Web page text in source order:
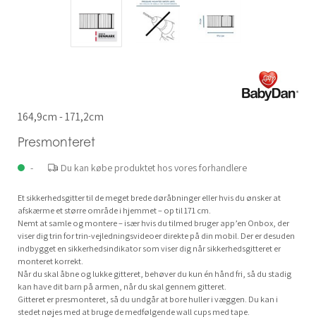
164,9cm - 171,2cm
Presmonteret
- Du kan købe produktet hos vores forhandlere
Et sikkerhedsgitter til de meget brede døråbninger eller hvis du ønsker at
afskærme et større område i hjemmet – op til 171 cm.
Nemt at samle og montere – især hvis du tilmed bruger app’en Onbox, der
viser dig trin for trin-vejledningsvideoer direkte på din mobil. Der er desuden
indbygget en sikkerhedsindikator som viser dig når sikkerhedsgitteret er
monteret korrekt.
Når du skal åbne og lukke gitteret, behøver du kun én hånd fri, så du stadig
kan have dit barn på armen, når du skal gennem gitteret.
Gitteret er presmonteret, så du undgår at bore huller i væggen. Du kan i
stedet nøjes med at bruge de medfølgende wall cups med tape.